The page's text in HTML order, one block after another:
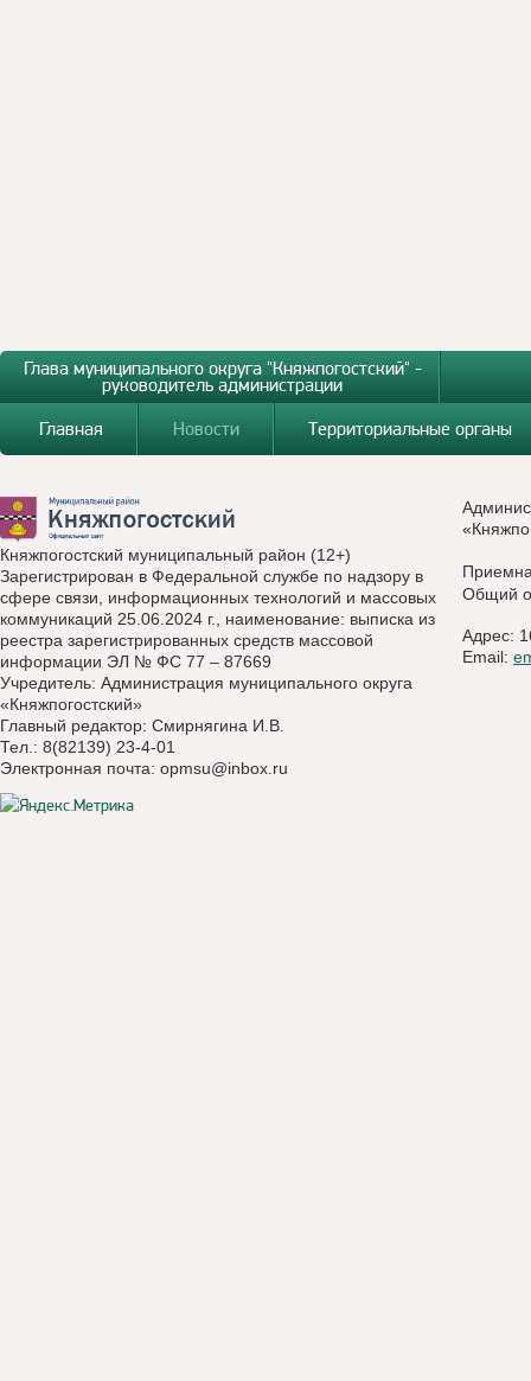
Глава муниципального округа "Княжпогостский" -
руководитель администрации
Главная
Новости Территориальные органы
Княжпогостский муниципальный район (12+)
Зарегистрирован в Федеральной службе по надзору в
сфере связи, информационных технологий и массовых
коммуникаций 25.06.2024 г., наименование: выписка из
реестра зарегистрированных средств массовой
информации ЭЛ № ФС 77 – 87669
Учредитель: Администрация муниципального округа
«Княжпогостский»
Главный редактор: Смирнягина И.В.
Тел.: 8(82139) 23-4-01
Электронная почта: opmsu@inbox.ru
Общий
Адрес:
Email: